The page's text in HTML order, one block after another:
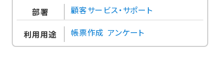
部署 顧客サービス・サポート
利用用途 帳票作成 アンケート